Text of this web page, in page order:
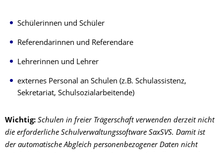
Schülerinnen und Schüler
Referendarinnen und Referendare
Lehrerinnen und Lehrer
externes Personal an Schulen (z.B. Schulassistenz,
Sekretariat, Schulsozialarbeitende)
Wichtig: Schulen in freier Trägerschaft verwenden derzeit nicht
die erforderliche Schulverwaltungssoftware SaxSVS. Damit ist
der automatische Abgleich personenbezogener Daten nicht